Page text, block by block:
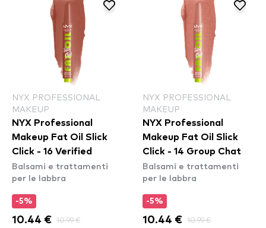
NYX PROFESSIONAL
MAKEUP
NYX Professional
Makeup Fat Oil Slick
Click - 16 Verified
Balsami e trattamenti
per le labbra
-5%
10.44 € 10.99 €
NYX PROFESSIONAL
MAKEUP
NYX Professional
Makeup Fat Oil Slick
Click - 14 Group Chat
Balsami e trattamenti
per le labbra
-5%
10.44 € 10.99 €